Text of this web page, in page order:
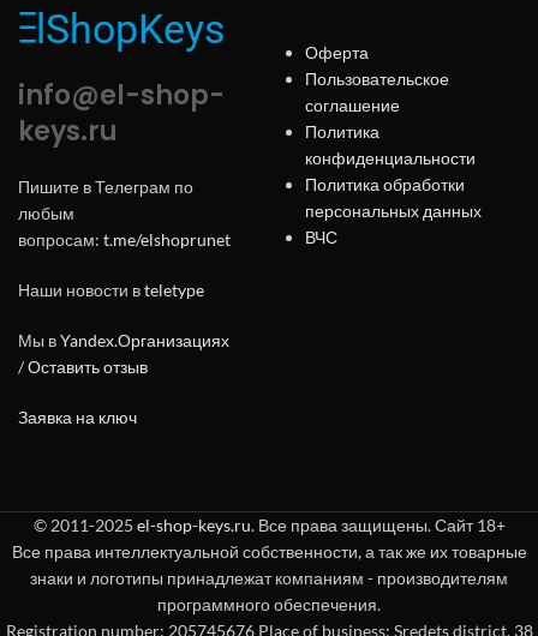
info@el-shop-
keys.ru
Пишите в Телеграм по
любым
вопросам: t.me/elshoprunet
Наши новости вteletype
Мы вYandex.Организациях
/Оставить отзыв
Заявка на ключ
Оферта
Пользовательское
соглашение
Политика
конфиденциальности
Политика обработки
персональных данных
ВЧС
© 2011-2025 el-shop-keys.ru. Все права защищены. Сайт 18+
Все права интеллектуальной собственности, а так же их товарные
знаки и логотипы принадлежат компаниям - производителям
программного обеспечения.
Registration number: 205745676 Place of business: Sredets district, 38